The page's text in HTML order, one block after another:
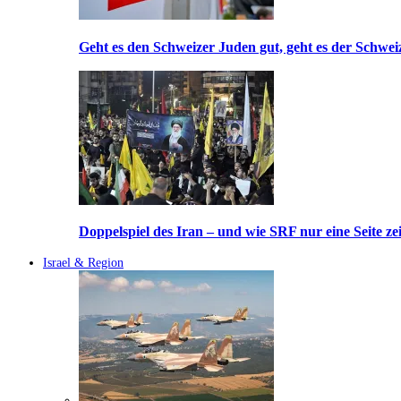
Geht es den Schweizer Juden gut, geht es der
Doppelspiel des Iran – und wie SRF nur eine Seite
Israel & Region